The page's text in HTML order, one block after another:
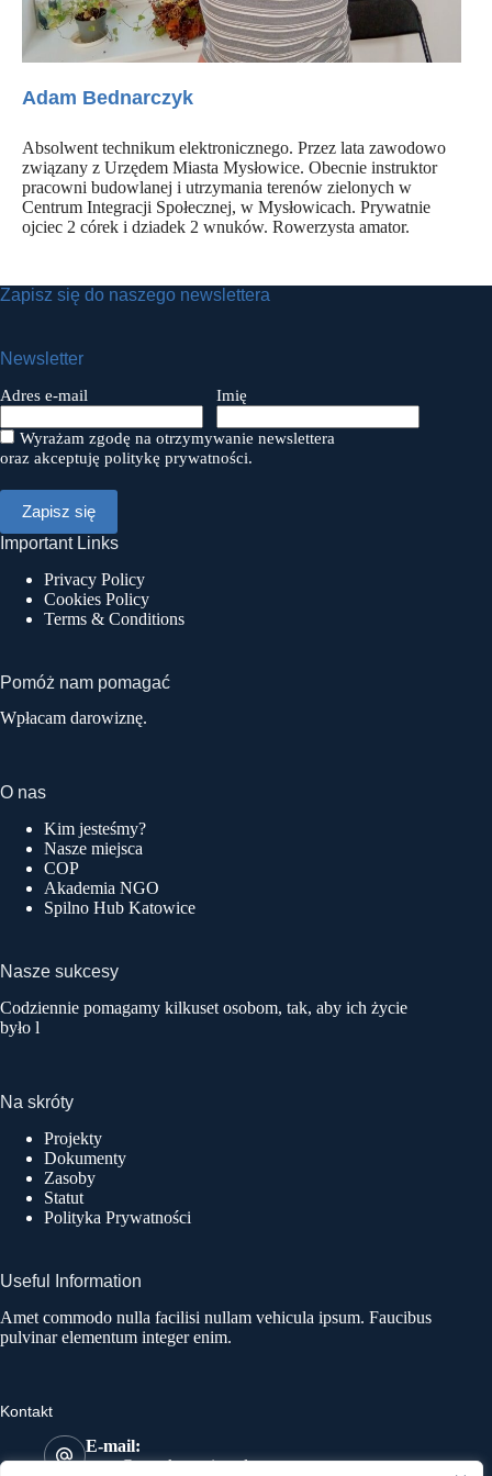
Adam Bednarczyk
Absolwent technikum elektronicznego. Przez lata zawodowo
związany z Urzędem Miasta Mysłowice. Obecnie instruktor
pracowni budowlanej i utrzymania terenów zielonych w
Centrum Integracji Społecznej, w Mysłowicach. Prywatnie
ojciec 2 córek i dziadek 2 wnuków. Rowerzysta amator.
Zapisz się do naszego newslettera
Newsletter
Adres e-mail Imię
Wyrażam zgodę na otrzymywanie newslettera
oraz akceptuję politykę prywatności.
Important Links
Privacy Policy
Cookies Policy
Terms & Conditions
Pomóż nam pomagać
Wpłacam darowiznę.
O nas
Kim jesteśmy?
Nasze miejsca
COP
Akademia NGO
Spilno Hub Katowice
Nasze sukcesy
Codziennie pomagamy kilkuset osobom, tak, aby ich życie
było l
Na skróty
Projekty
Dokumenty
Zasoby
Statut
Polityka Prywatności
Useful Information
Amet commodo nulla facilisi nullam vehicula ipsum. Faucibus
pulvinar elementum integer enim.
Kontakt
E-mail:
most@mostkatowice.pl